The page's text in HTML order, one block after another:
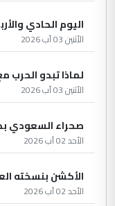
اليوم الحادي
الأثنين 03 آب 2026
لماذا تبدو
الأثنين 03 آب 2026
صحراء السعودي
الأحد 02 آب 2026
الأكشن بنسخته
الأحد 02 آب 2026